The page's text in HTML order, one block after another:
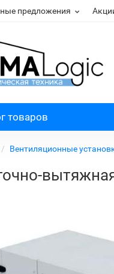
предложения
товаров
Вентиляционные